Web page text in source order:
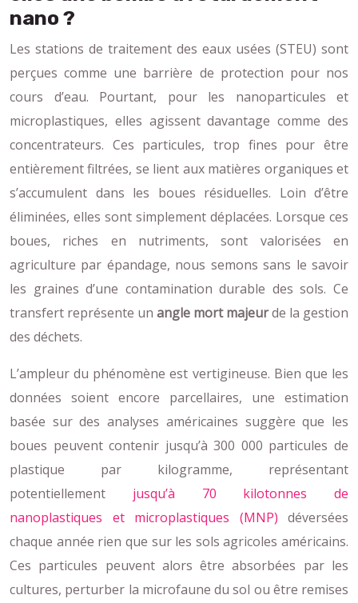
nano ?
Les stations de traitement des eaux usées (STEU) sont
perçues comme une barrière de protection pour nos
cours d’eau. Pourtant, pour les nanoparticules et
microplastiques, elles agissent davantage comme des
concentrateurs. Ces particules, trop fines pour être
entièrement filtrées, se lient aux matières organiques et
s’accumulent dans les boues résiduelles. Loin d’être
éliminées, elles sont simplement déplacées. Lorsque ces
boues, riches en nutriments, sont valorisées en
agriculture par épandage, nous semons sans le savoir
les graines d’une contamination durable des sols. Ce
transfert représente un angle mort majeurde la gestion
des déchets.
L’ampleur du phénomène est vertigineuse. Bien que les
données soient encore parcellaires, une estimation
basée sur des analyses américaines suggère que les
boues peuvent contenir jusqu’à 300 000 particules de
plastique par kilogramme, représentant
potentiellement jusqu’à 70 kilotonnes de
nanoplastiques et microplastiques (MNP) déversées
chaque année rien que sur les sols agricoles américains.
Ces particules peuvent alors être absorbées par les
cultures, perturber la microfaune du sol ou être remises